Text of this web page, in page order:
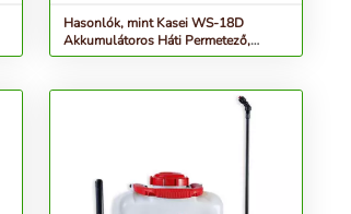
Hasonlók, mint Kasei WS-18D
Akkumulátoros Háti Permetező,
Fehér-Narancs